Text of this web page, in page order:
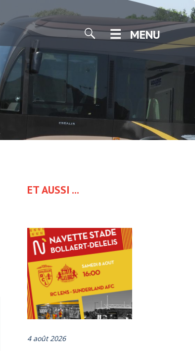
MENU
ET AUSSI ...
4 août 2026